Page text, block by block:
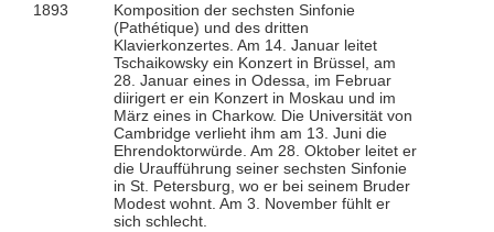
1893
Komposition der sechsten Sinfonie
(Pathétique) und des dritten
Klavierkonzertes. Am 14. Januar leitet
Tschaikowsky ein Konzert in Brüssel, am
28. Januar eines in Odessa, im Februar
diirigert er ein Konzert in Moskau und im
März eines in Charkow. Die Universität von
Cambridge verlieht ihm am 13. Juni die
Ehrendoktorwürde. Am 28. Oktober leitet er
die Uraufführung seiner sechsten Sinfonie
in St. Petersburg, wo er bei seinem Bruder
Modest wohnt. Am 3. November fühlt er
sich schlecht.